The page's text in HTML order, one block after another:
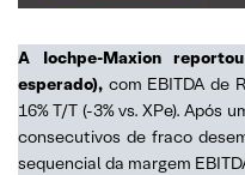
A Iochpe-Maxion
esperado), com EBITDA de
16% T/T (-3% vs. XPe). Após
consecutivos de fraco
sequencial da margem